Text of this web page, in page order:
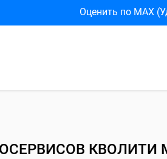
Оценить по MAX
КВОЛИТИ